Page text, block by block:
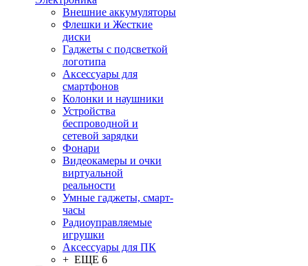
Внешние аккумуляторы
Флешки и Жесткие
диски
Гаджеты с подсветкой
логотипа
Аксессуары для
смартфонов
Колонки и наушники
Устройства
беспроводной и
сетевой зарядки
Фонари
Видеокамеры и очки
виртуальной
реальности
Умные гаджеты, смарт-
часы
Радиоуправляемые
игрушки
Аксессуары для ПК
+ ЕЩЕ 6